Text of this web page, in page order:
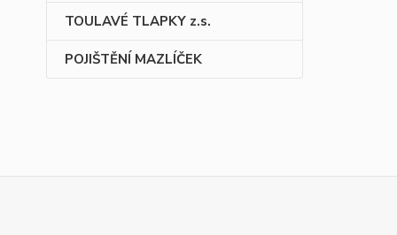
TOULAVÉ TLAPKY z.s.
POJIŠTĚNÍ MAZLÍČEK